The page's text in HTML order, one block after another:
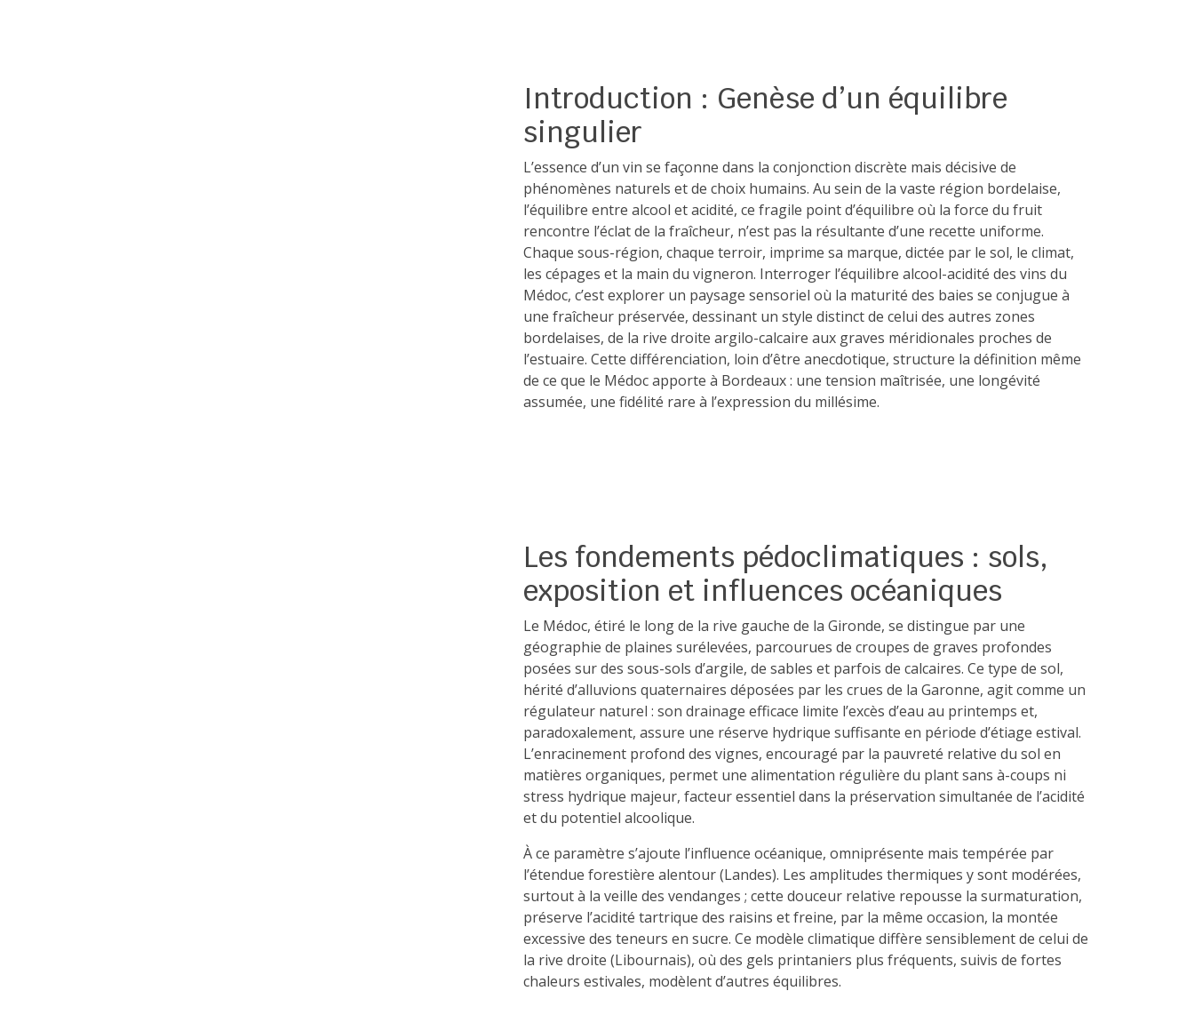
Introduction : Genèse d’un équilibre
singulier
L’essence d’un vin se façonne dans la conjonction discrète mais décisive de
phénomènes naturels et de choix humains. Au sein de la vaste région bordelaise,
l’équilibre entre alcool et acidité, ce fragile point d’équilibre où la force du fruit
rencontre l’éclat de la fraîcheur, n’est pas la résultante d’une recette uniforme.
Chaque sous-région, chaque terroir, imprime sa marque, dictée par le sol, le climat,
les cépages et la main du vigneron. Interroger l’équilibre alcool-acidité des vins du
Médoc, c’est explorer un paysage sensoriel où la maturité des baies se conjugue à
une fraîcheur préservée, dessinant un style distinct de celui des autres zones
bordelaises, de la rive droite argilo-calcaire aux graves méridionales proches de
l’estuaire. Cette différenciation, loin d’être anecdotique, structure la définition même
de ce que le Médoc apporte à Bordeaux : une tension maîtrisée, une longévité
assumée, une fidélité rare à l’expression du millésime.
Les fondements pédoclimatiques : sols,
exposition et influences océaniques
Le Médoc, étiré le long de la rive gauche de la Gironde, se distingue par une
géographie de plaines surélevées, parcourues de croupes de graves profondes
posées sur des sous-sols d’argile, de sables et parfois de calcaires. Ce type de sol,
hérité d’alluvions quaternaires déposées par les crues de la Garonne, agit comme un
régulateur naturel : son drainage efficace limite l’excès d’eau au printemps et,
paradoxalement, assure une réserve hydrique suffisante en période d’étiage estival.
L’enracinement profond des vignes, encouragé par la pauvreté relative du sol en
matières organiques, permet une alimentation régulière du plant sans à-coups ni
stress hydrique majeur, facteur essentiel dans la préservation simultanée de l’acidité
et du potentiel alcoolique.
À ce paramètre s’ajoute l’influence océanique, omniprésente mais tempérée par
l’étendue forestière alentour (Landes). Les amplitudes thermiques y sont modérées,
surtout à la veille des vendanges ; cette douceur relative repousse la surmaturation,
préserve l’acidité tartrique des raisins et freine, par la même occasion, la montée
excessive des teneurs en sucre. Ce modèle climatique diffère sensiblement de celui de
la rive droite (Libournais), où des gels printaniers plus fréquents, suivis de fortes
chaleurs estivales, modèlent d’autres équilibres.